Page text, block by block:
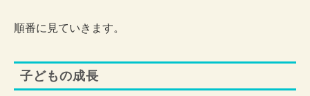
順番に見ていきます。
子どもの成長